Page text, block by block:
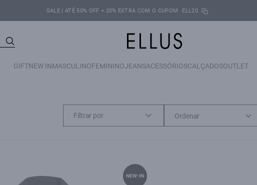
SALE | ATÉ 50% OFF + 20% EXTRA COM O CUPOM ELL20
GIFTNEW INMASCULINOFEMININOJEANSACESSÓRIOSCALÇADOSOUTLET
Filtrar por
NEW-IN